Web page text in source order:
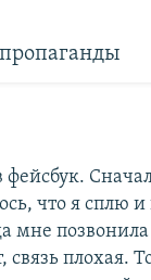
фейсбук.
что я сплю
мне
плохая.